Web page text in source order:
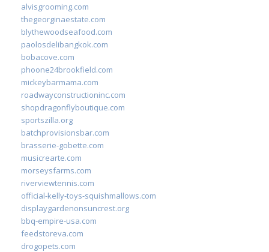
alvisgrooming.com
thegeorginaestate.com
blythewoodseafood.com
paolosdelibangkok.com
bobacove.com
phoone24brookfield.com
mickeybarmama.com
roadwayconstructioninc.com
shopdragonflyboutique.com
sportszilla.org
batchprovisionsbar.com
brasserie-gobette.com
musicrearte.com
morseysfarms.com
riverviewtennis.com
official-kelly-toys-squishmallows.com
displaygardenonsuncrest.org
bbq-empire-usa.com
feedstoreva.com
drogopets.com